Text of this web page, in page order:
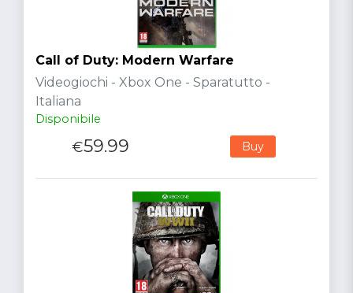
Call of Duty: Modern Warfare
Videogiochi - Xbox One - Sparatutto -
Italiana
Disponibile
€59.99 Buy